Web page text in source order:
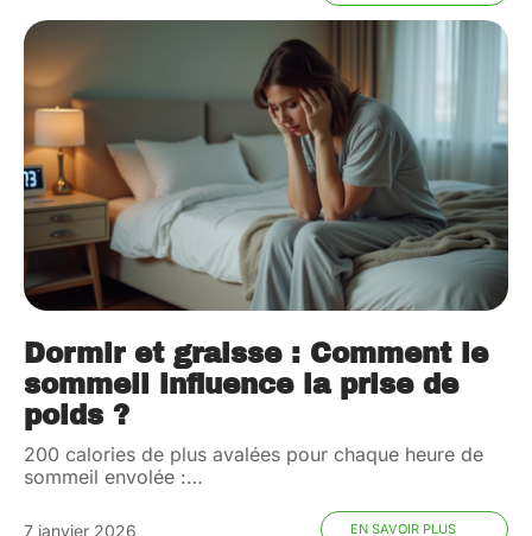
Dormir et graisse : Comment le
sommeil influence la prise de
poids ?
200 calories de plus avalées pour chaque heure de
sommeil envolée :…
7 janvier 2026 EN SAVOIR PLUS